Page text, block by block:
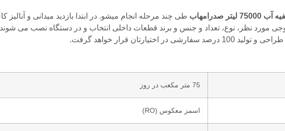
صدرامهاب
طی چند مرحله انجام میشو. در ابتدا بازدید میدانی و
نظر، نوع، تعداد و جنس و برند قطعات داخلی انتخاب و در دستگاه نصب می شوند.
75 متر مکعب در روز
اسمز معکوس (RO)